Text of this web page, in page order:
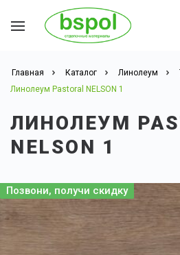
Главная Каталог Линолеум
Линолеум Pastoral NELSON 1
ЛИНОЛЕУМ
NELSON 1
Позвони, получи скидку